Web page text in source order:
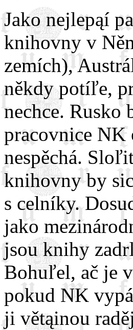
Jako nejlepąí
knihovny v
zemích),
někdy potíľe,
nechce.
pracovnice NK
nespěchá.
knihovny by
s celníky.
jako
jsou knihy
Bohuľel, ač je
pokud NK
ji větąinou